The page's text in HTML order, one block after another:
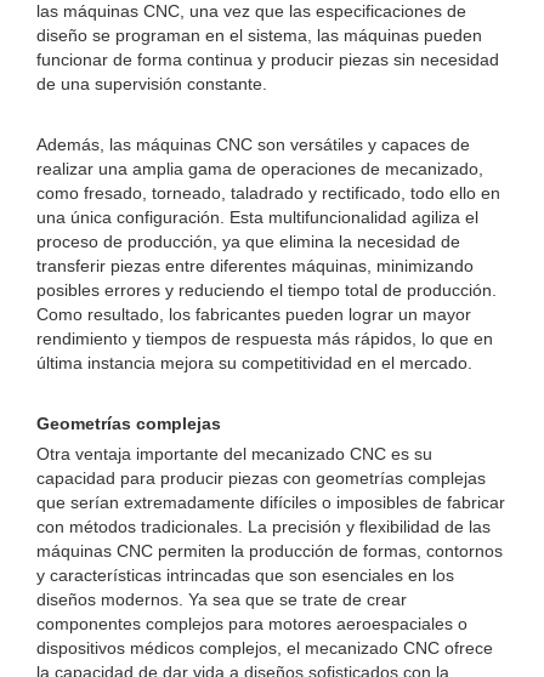
las máquinas CNC, una vez que las especificaciones de
diseño se programan en el sistema, las máquinas pueden
funcionar de forma continua y producir piezas sin necesidad
de una supervisión constante.
Además, las máquinas CNC son versátiles y capaces de
realizar una amplia gama de operaciones de mecanizado,
como fresado, torneado, taladrado y rectificado, todo ello en
una única configuración. Esta multifuncionalidad agiliza el
proceso de producción, ya que elimina la necesidad de
transferir piezas entre diferentes máquinas, minimizando
posibles errores y reduciendo el tiempo total de producción.
Como resultado, los fabricantes pueden lograr un mayor
rendimiento y tiempos de respuesta más rápidos, lo que en
última instancia mejora su competitividad en el mercado.
Geometrías complejas
Otra ventaja importante del mecanizado CNC es su
capacidad para producir piezas con geometrías complejas
que serían extremadamente difíciles o imposibles de fabricar
con métodos tradicionales. La precisión y flexibilidad de las
máquinas CNC permiten la producción de formas, contornos
y características intrincadas que son esenciales en los
diseños modernos. Ya sea que se trate de crear
componentes complejos para motores aeroespaciales o
dispositivos médicos complejos, el mecanizado CNC ofrece
la capacidad de dar vida a diseños sofisticados con la